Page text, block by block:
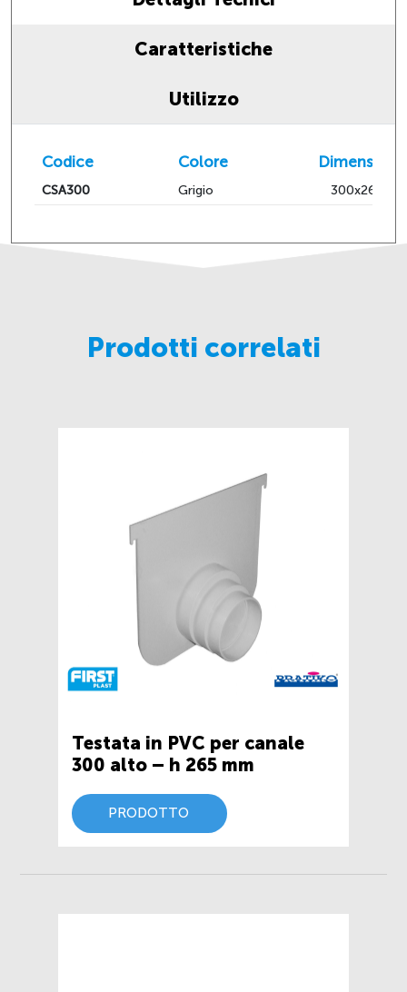
Caratteristiche
Utilizzo
Codice Colore Dimensioni
CSA300 Grigio
Prodotti correlati
Testata in PVC per canale
300 alto – h 265 mm
PRODOTTO